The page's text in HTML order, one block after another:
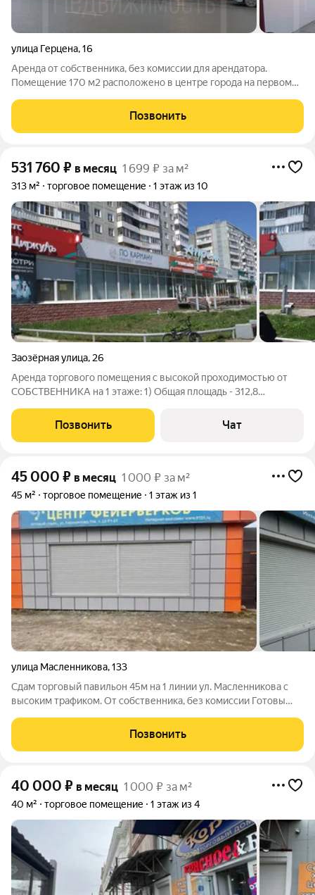
улица Герцена,16
Аренда от собственника, без комиссии для арендатора.
Помещение 170 м2 расположено в центре города на первом
Сильно активный автомобильный и пешеходный трафик.
Здание находится в двух шагах от
Позвонить
531 760 ₽ в месяц 1 699 ₽ за м²
313 м² торговое помещение 1 этаж из 10
Заозёрная улица, 26
Аренда торгового помещения с высокой проходимостью от
СОБСТВЕННИКА на 1 этаже: 1) Общая площадь - 312,8
жилой массив, рядом остановка общественного транспорта,
есть парковка. 3) Первый этаж,
Позвонить Чат
45 000 ₽ в месяц 1 000 ₽ за м²
45 м² торговое помещение 1 этаж из 1
улица Масленникова,133
Сдам торговый павильон 45м на 1 линии ул. Масленникова с
высоким трафиком. От собственника, без комиссии Готовы
чтобы забронировать выгодные условия! Характеристики
Площадь 45 м Высота потолков
Позвонить
40 000 ₽ в месяц 1 000 ₽ за м²
40 м² торговое помещение 1 этаж из 4